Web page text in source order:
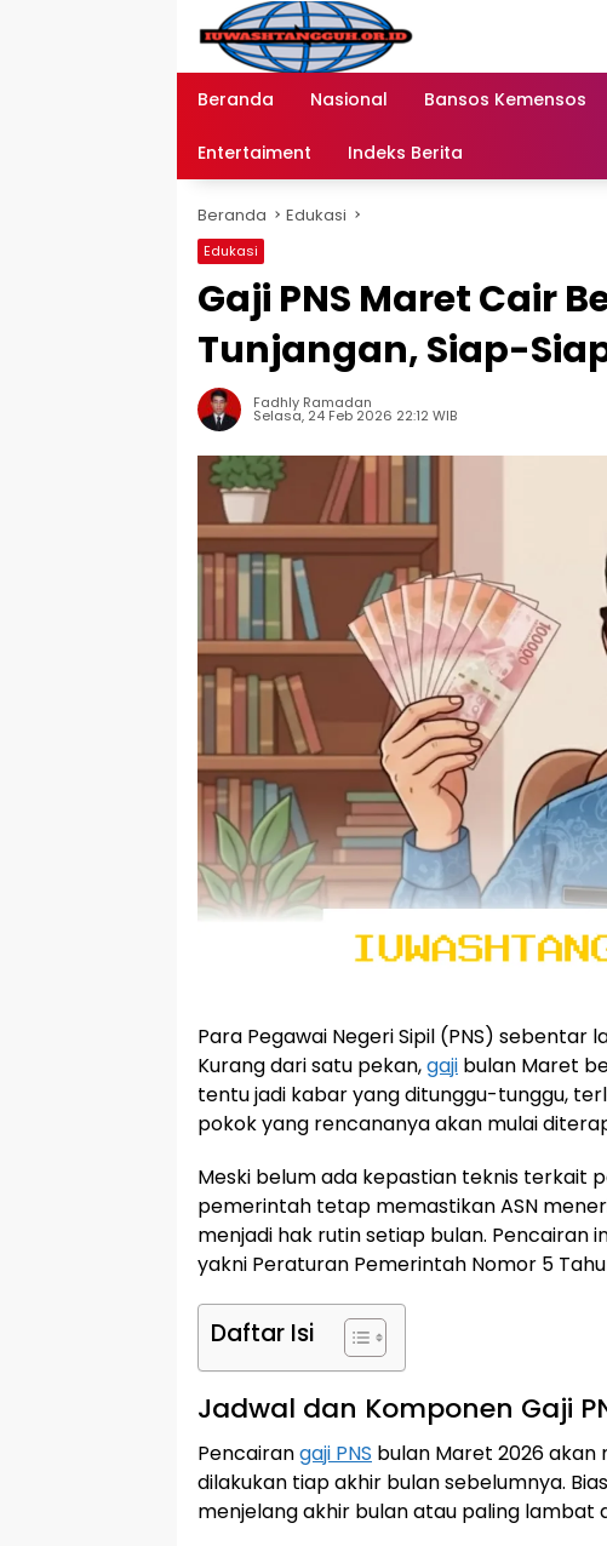
Beranda Nasional Bansos Kemensos
Entertaiment Indeks Berita
Beranda Edukasi
Edukasi
Gaji PNS Maret Cair
Tunjangan, Siap-
Fadhly Ramadan
Selasa, 24 Feb 2026 22:12 WIB
Para Pegawai Negeri Sipil (PNS)
Kurang dari satu pekan,gaji bulan Maret
tentu jadi kabar yang ditunggu-tunggu,
pokok yang rencananya akan mulai
Meski belum ada kepastian teknis terkait
pemerintah tetap memastikan ASN
menjadi hak rutin setiap bulan. Pencairan
yakni Peraturan Pemerintah Nomor 5
Daftar Isi
Jadwal dan Komponen Gaji
Pencairangaji PNS bulan Maret 2026 akan
dilakukan tiap akhir bulan sebelumnya.
menjelang akhir bulan atau paling lambat